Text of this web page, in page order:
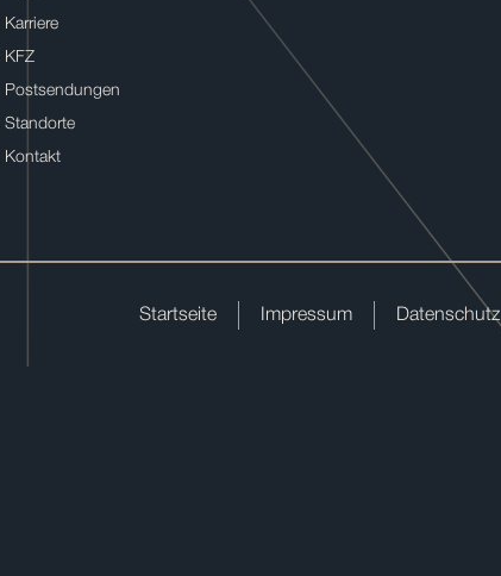
Karriere
KFZ
Postsendungen
Standorte
Kontakt
Startseite Impressum Datenschutz